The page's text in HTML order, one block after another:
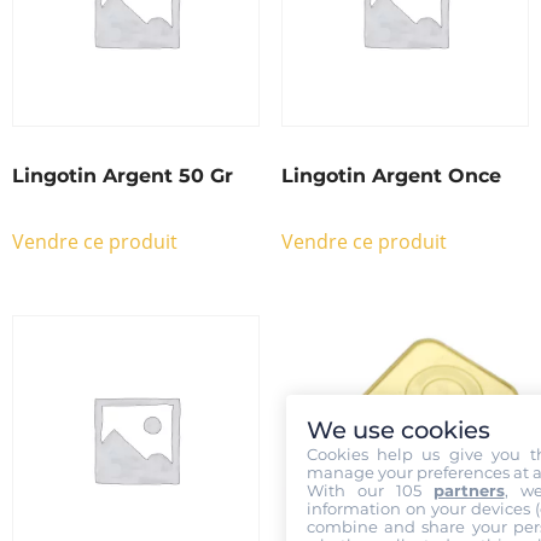
Lingotin Argent 50 Gr
Vendre ce produit
Lingotin Argent Once
Vendre ce produit
We use cookies
Cookies help us give you
manage your preferences at
With our 105 partners,
information on your devices
combine and share your